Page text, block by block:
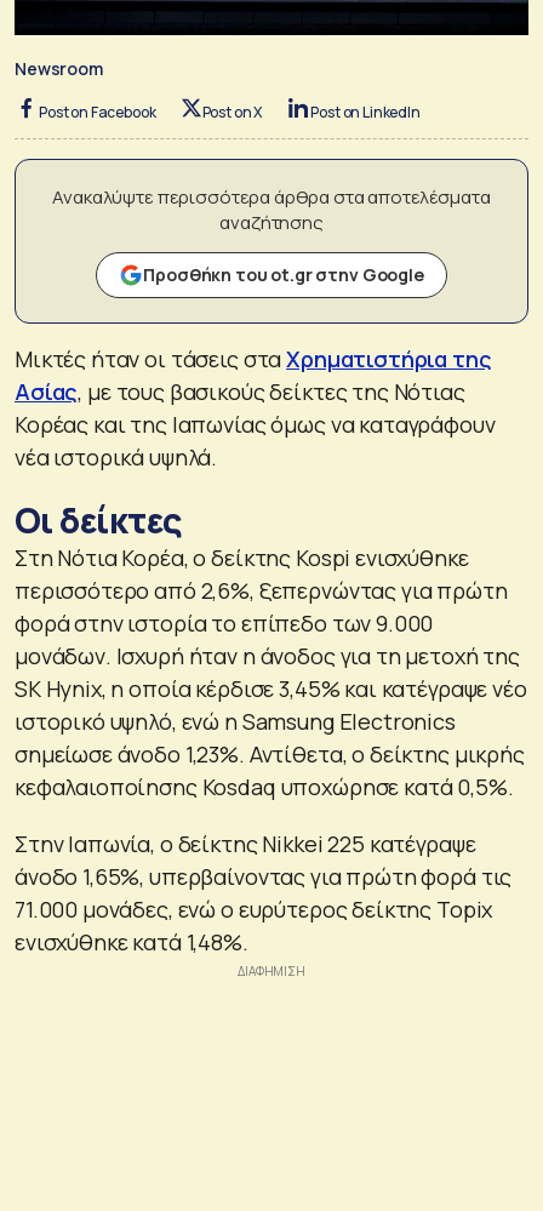
Newsroom
Post on Facebook Post on X Post on LinkedIn
Ανακαλύψτε περισσότερα άρθρα στα αποτελέσματα
αναζήτησης
Προσθήκη του ot.gr στην Google
Μικτές ήταν οι τάσεις σταXρηματιστήρια της
Ασίας, με τους βασικούς δείκτες της Νότιας
Κορέας και της Ιαπωνίας όμως να καταγράφουν
νέα ιστορικά υψηλά.
Οι δείκτες
Στη Νότια Κορέα, ο δείκτης Kospi ενισχύθηκε
περισσότερο από 2,6%, ξεπερνώντας για πρώτη
φορά στην ιστορία το επίπεδο των 9.000
μονάδων. Ισχυρή ήταν η άνοδος για τη μετοχή της
SK Hynix, η οποία κέρδισε 3,45% και κατέγραψε νέο
ιστορικό υψηλό, ενώ η Samsung Electronics
σημείωσε άνοδο 1,23%. Αντίθετα, ο δείκτης μικρής
κεφαλαιοποίησης Kosdaq υποχώρησε κατά 0,5%.
Στην Ιαπωνία, ο δείκτης Nikkei 225 κατέγραψε
άνοδο 1,65%, υπερβαίνοντας για πρώτη φορά τις
71.000 μονάδες, ενώ ο ευρύτερος δείκτης Topix
ενισχύθηκε κατά 1,48%.